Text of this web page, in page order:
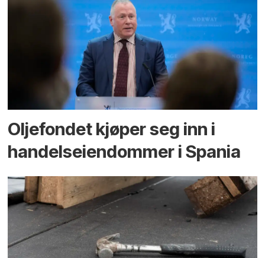
Oljefondet kjøper seg inn i
handels­eiendommer i Spania